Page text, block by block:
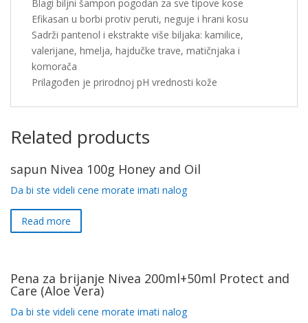
Blagi biljni šampon pogodan za sve tipove kose
Efikasan u borbi protiv peruti, neguje i hrani kosu
Sadrži pantenol i ekstrakte više biljaka: kamilice,
valerijane, hmelja, hajdučke trave, matičnjaka i
komorača
Prilagođen je prirodnoj pH vrednosti kože
Related products
sapun Nivea 100g Honey and Oil
Da bi ste videli cene morate imati nalog
Read more
Pena za brijanje Nivea 200ml+50ml Protect and
Care (Aloe Vera)
Da bi ste videli cene morate imati nalog